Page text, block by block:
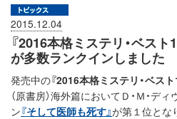
2015.12.04
『2016本格ミステリ・ベス
が多数ランクインしました
発売中の『2016本格ミステリ・ベスト
（原書房）海外篇においてＤ・Ｍ・ディ
ン『そして医師も死す』が第１位とな